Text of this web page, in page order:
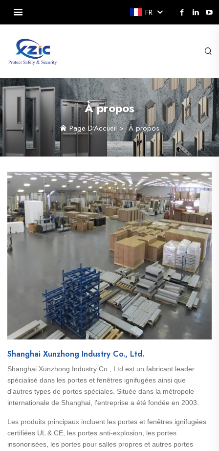
FR
À propos
Page D'Accueil>À propos
Shanghai Xunzhong Industry Co., Ltd.
Shanghai Xunzhong Industry Co., Ltd est un fabricant leader
spécialisé dans les portes et fenêtres ignifugées ainsi que
d'autres types de portes spéciales. Située dans la métropole
internationale de Shanghai, l'entreprise a été fondée en 2003.
Les produits principaux incluent les portes et fenêtres ignifugées
certifiées UL & CE, les portes anti-explosion, les portes
insonorisées, les portes pour salles propres et autres portes